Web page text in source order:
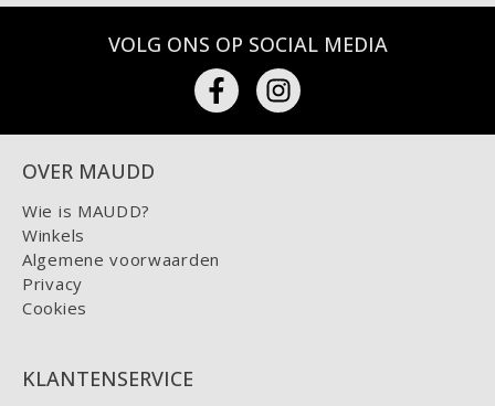
VOLG ONS OP SOCIAL MEDIA
OVER MAUDD
Wie is MAUDD?
Winkels
Algemene voorwaarden
Privacy
Cookies
KLANTENSERVICE